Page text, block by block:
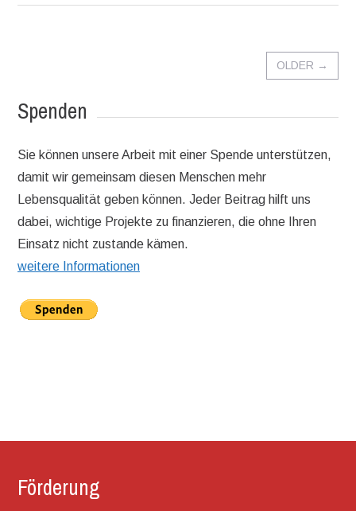
OLDER →
Spenden
Sie können unsere Arbeit mit einer Spende unterstützen,
damit wir gemeinsam diesen Menschen mehr
Lebensqualität geben können. Jeder Beitrag hilft uns
dabei, wichtige Projekte zu finanzieren, die ohne Ihren
Einsatz nicht zustande kämen.
weitere Informationen
Förderung